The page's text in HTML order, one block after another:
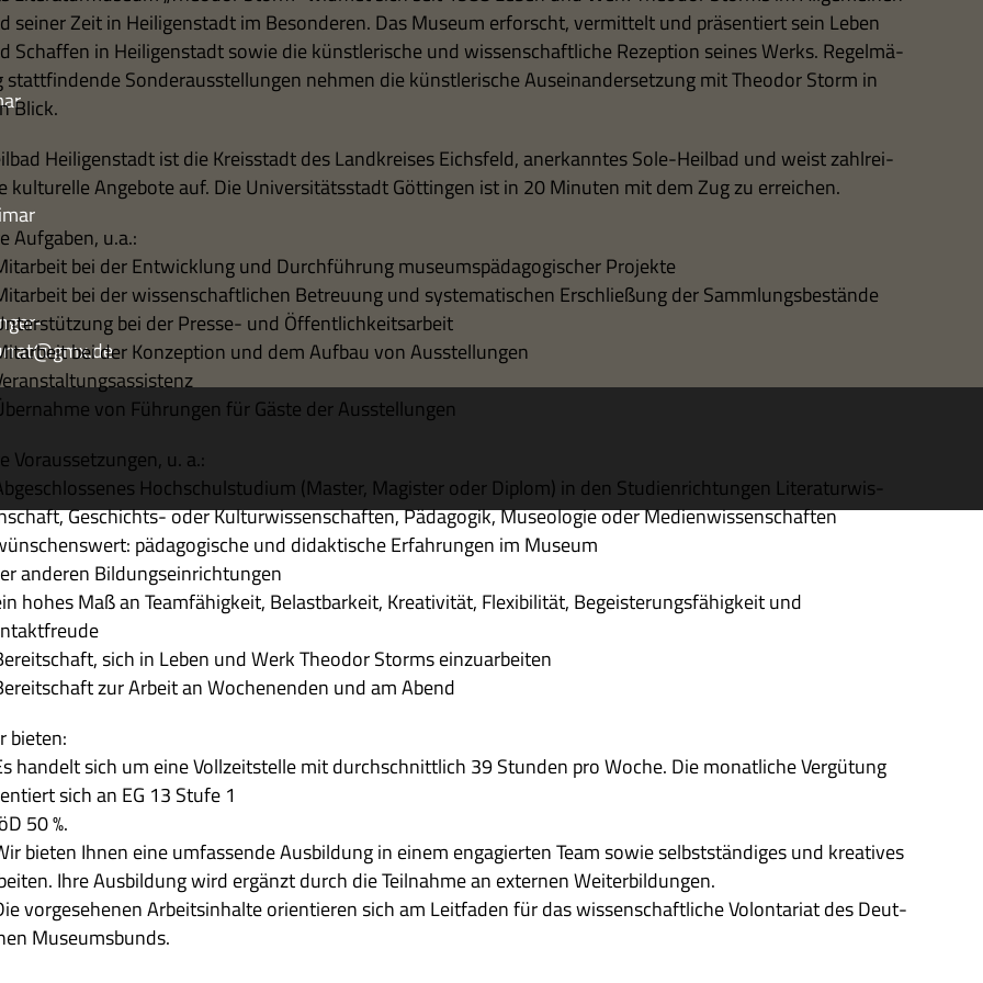
sei­ner Zeit in Hei­li­gen­stadt im Beson­de­ren. Das Museum erforscht, ver­mit­telt und prä­sen­tiert sein Leben
Schaf­fen in Hei­li­gen­stadt sowie die künst­le­ri­sche und wis­sen­schaft­li­che Rezep­tion sei­nes Werks. Regel­mä­
statt­fin­dende Son­der­aus­stel­lun­gen neh­men die künst­le­ri­sche Aus­ein­an­der­set­zung mit Theo­dor Storm in
Blick.
Hei­li­gen­stadt ist die Kreis­stadt des Land­krei­ses Eichs­feld, aner­kann­tes Sole-Heil­bad und weist zahl­rei­
kul­tu­relle Ange­bote auf. Die Uni­ver­si­täts­stadt Göt­tin­gen ist in 20 Minu­ten mit dem Zug zu erreichen.
Auf­ga­ben, u.a.:
bei der Ent­wick­lung und Durch­füh­rung muse­ums­päd­ago­gi­scher Projekte
bei der wis­sen­schaft­li­chen Betreu­ung und syste­ma­ti­schen Erschlie­ßung der Sammlungsbestände
bei der Presse- und Öffentlichkeitsarbeit
bei der Kon­zep­tion und dem Auf­bau von Ausstellungen
von Füh­run­gen für Gäste der Ausstellungen
Vor­aus­set­zun­gen, u. a.:
Hoch­schul­stu­dium (Master, Magi­ster oder Diplom) in den Stu­di­en­rich­tun­gen Lite­ra­tur­wis­
Geschichts- oder Kul­tur­wis­sen­schaf­ten, Päd­ago­gik, Museo­lo­gie oder Medienwissenschaften
päd­ago­gi­sche und didak­ti­sche Erfah­run­gen im Museum
ande­ren Bildungseinrichtungen
hohes Maß an Team­fä­hig­keit, Belast­bar­keit, Krea­ti­vi­tät, Fle­xi­bi­li­tät, Begei­ste­rungs­fä­hig­keit und
sich in Leben und Werk Theo­dor Storms einzuarbeiten
zur Arbeit an Wochen­en­den und am Abend
bie­ten:
han­delt sich um eine Voll­zeit­stelle mit durch­schnitt­lich 39 Stun­den pro Woche. Die monat­li­che Ver­gütung
sich an EG 13 Stufe 1
50 %.
bie­ten Ihnen eine umfas­sende Aus­bil­dung in einem enga­gier­ten Team sowie selbst­stän­di­ges und krea­ti­ves
Ihre Aus­bil­dung wird ergänzt durch die Teil­nahme an exter­nen Weiterbildungen.
vor­ge­se­he­nen Arbeits­in­halte ori­en­tie­ren sich am Leit­fa­den für das wis­sen­schaft­li­che Volon­ta­riat des Deut­
Museumsbunds.